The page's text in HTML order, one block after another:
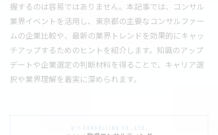
握するのは容易ではありません。本記事では、コンサル
業界イベントを活用し、東京都の主要なコンサルファー
ムの企業比較や、最新の業界トレンドを効果的にキャッ
チアップするためのヒントを紹介します。知識のアップ
デートや企業選定の判断材料を得ることで、キャリア選
択や業界理解を着実に深められます。